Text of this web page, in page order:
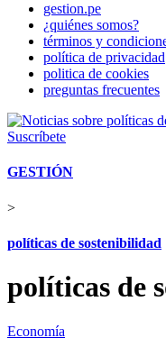
gestion.pe
¿quiénes somos?
términos y
política de privacidad
politica de cookies
preguntas frecuentes
Suscríbete
GESTIÓN
>
políticas de sostenibilidad
políticas de
Economía